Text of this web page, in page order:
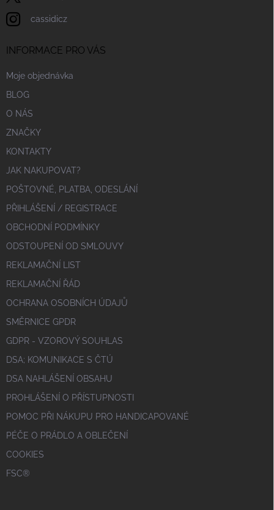
cassidicz
INFORMACE PRO VÁS
Moje objednávka
BLOG
O NÁS
ZNAČKY
KONTAKTY
JAK NAKUPOVAT?
POŠTOVNÉ, PLATBA, ODESLÁNÍ
PŘIHLÁŠENÍ / REGISTRACE
OBCHODNÍ PODMÍNKY
ODSTOUPENÍ OD SMLOUVY
REKLAMAČNÍ LIST
REKLAMAČNÍ ŘÁD
OCHRANA OSOBNÍCH ÚDAJŮ
SMĚRNICE GPDR
GDPR - VZOROVÝ SOUHLAS
DSA; KOMUNIKACE S ČTÚ
DSA NAHLÁŠENÍ OBSAHU
PROHLÁŠENÍ O PŘÍSTUPNOSTI
POMOC PŘI NÁKUPU PRO HANDICAPOVANÉ
PÉČE O PRÁDLO A OBLEČENÍ
COOKIES
FSC®